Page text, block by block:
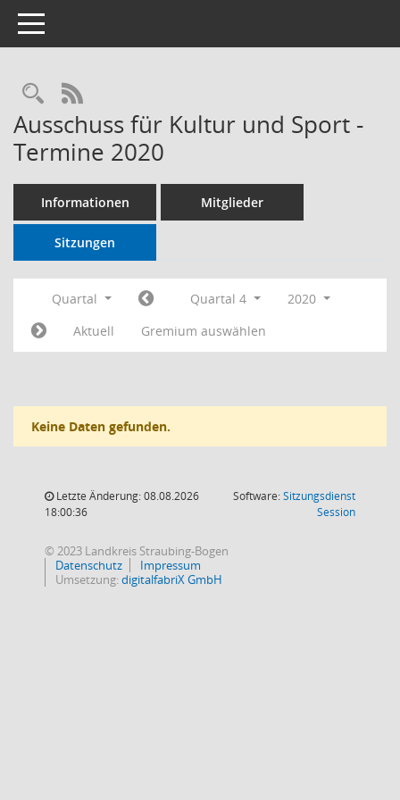
Toggle navigation
RSS-Feed
Ausschuss für Kultur und Sport -
Termine 2020
Informationen Mitglieder
Sitzungen
Quartal Quartal 4
2020
Aktuell
Gremium auswählen
Keine Daten gefunden.
Letzte Änderung: 08.08.2026
18:00:36
Software:Sitzungsdienst
Session(Wird in
© 2023 Landkreis Straubing-Bogen
Datenschutz
Impressum
Umsetzung:digitalfabriX GmbH